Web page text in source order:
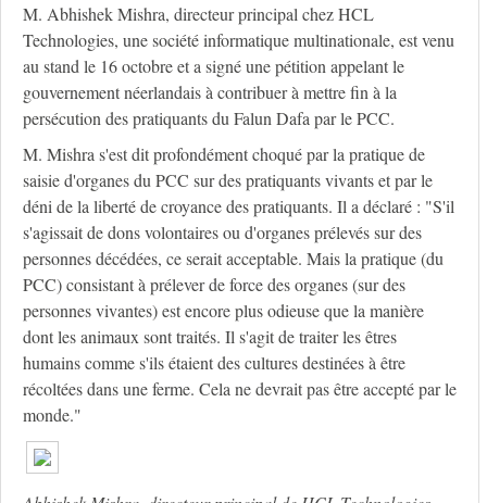
M. Abhishek Mishra, directeur principal chez HCL
Technologies, une société informatique multinationale, est venu
au stand le 16 octobre et a signé une pétition appelant le
gouvernement néerlandais à contribuer à mettre fin à la
persécution des pratiquants du Falun Dafa par le PCC.
M. Mishra s'est dit profondément choqué par la pratique de
saisie d'organes du PCC sur des pratiquants vivants et par le
déni de la liberté de croyance des pratiquants. Il a déclaré : "S'il
s'agissait de dons volontaires ou d'organes prélevés sur des
personnes décédées, ce serait acceptable. Mais la pratique (du
PCC) consistant à prélever de force des organes (sur des
personnes vivantes) est encore plus odieuse que la manière
dont les animaux sont traités. Il s'agit de traiter les êtres
humains comme s'ils étaient des cultures destinées à être
récoltées dans une ferme. Cela ne devrait pas être accepté par le
monde."